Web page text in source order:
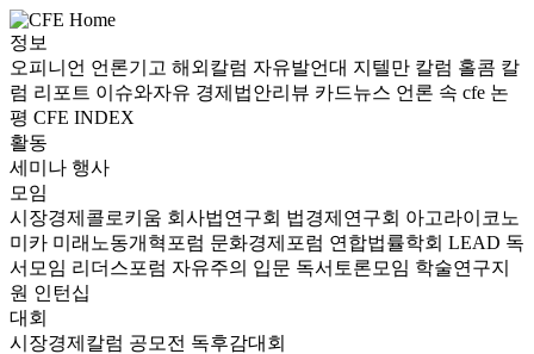
정보
오피니언 언론기고 해외칼럼 자유발언대 지텔만 칼럼 홀콤 칼
럼 리포트 이슈와자유 경제법안리뷰 카드뉴스 언론 속 cfe 논
평 CFE INDEX
활동
세미나 행사
모임
시장경제콜로키움 회사법연구회 법경제연구회 아고라이코노
미카 미래노동개혁포럼 문화경제포럼 연합법률학회 LEAD 독
서모임 리더스포럼 자유주의 입문 독서토론모임 학술연구지
원 인턴십
대회
시장경제칼럼 공모전 독후감대회